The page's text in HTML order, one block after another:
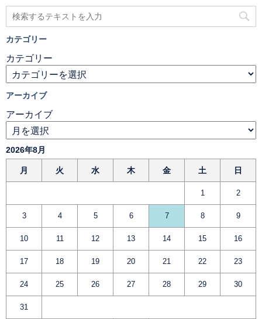
カテゴリー
カテゴリー
アーカイブ
アーカイブ
2026年8月
月 火 水 木 金 土 日
1 2
3 4 5 6 7 8 9
10 11 12 13 14 15 16
17 18 19 20 21 22 23
24 25 26 27 28 29 30
31